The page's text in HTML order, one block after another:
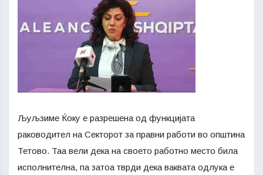
Љуљзиме Ќоку е разрешена од функцијата
раководител на Секторот за правни работи во општина
Тетово. Таа вели дека на своето работно место била
исполнителна, па затоа тврди дека ваквата одлука е